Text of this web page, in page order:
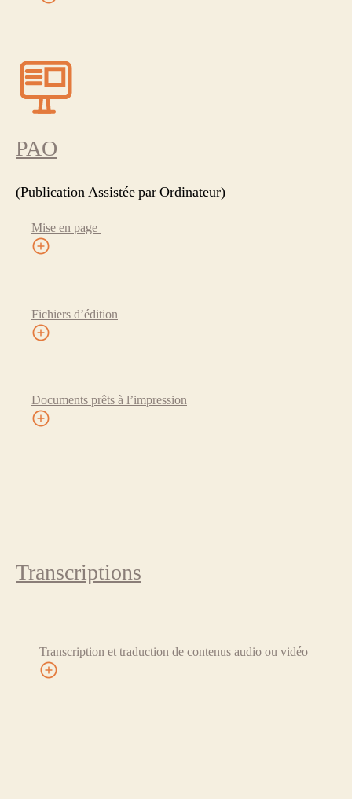
PAO
(Publication Assistée par Ordinateur)
Mise en page
Fichiers d’édition
Documents prêts à l’impression
Transcriptions
Transcription et traduction de contenus audio ou vidéo